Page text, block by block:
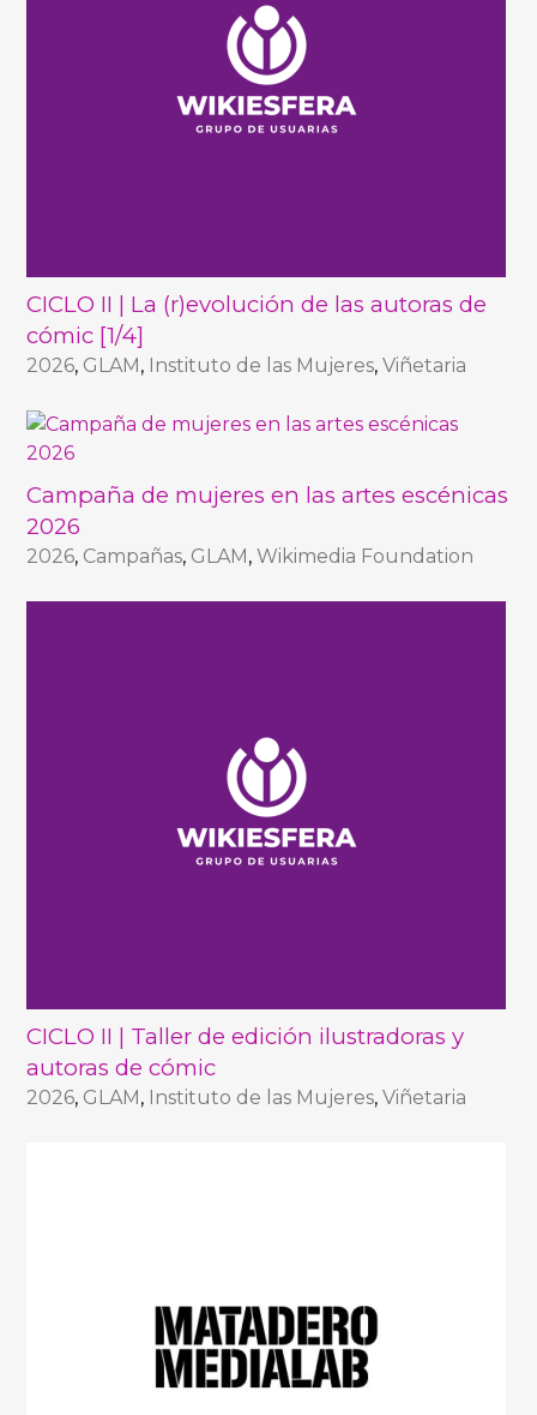
CICLO II | La (r)evolución de las autoras de
cómic [1/4]
2026, GLAM, Instituto de las Mujeres,Viñetaria
Campaña de mujeres en las artes escénicas
2026
2026, Campañas, GLAM,Wikimedia Foundation
CICLO II | Taller de edición ilustradoras y
autoras de cómic
2026, GLAM, Instituto de las Mujeres,Viñetaria